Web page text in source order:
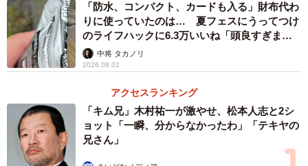
「防水、コンパクト、カードも入る」財布代わ
りに使っていたのは… 夏フェスにうってつけ
のライフハックに6.3万いいね「頭良すぎま
す」中将 タカノリ
2026.08.02
アクセスランキング
「キム兄」木村祐一が激やせ、松本人志と2シ
ョット「一瞬、分からなかったわ」「テキヤの
兄さん」